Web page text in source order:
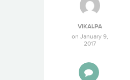
VIKALPA
on January 9,
2017